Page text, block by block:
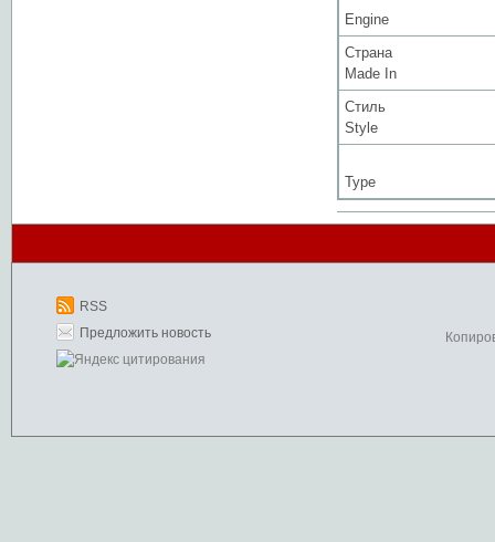
Engine
Страна
Made In
Стиль
Style
Type
RSS
Предложить новость